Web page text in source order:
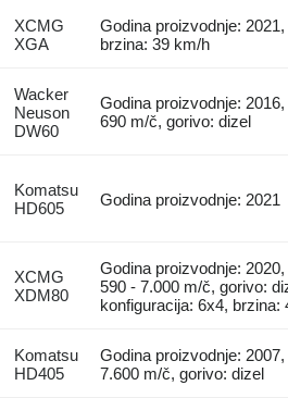
XCMG
XGA
Godina proizvodnje:
brzina: 39 km/h
Wacker
Neuson
DW60
Godina proizvodnje:
690 m/č, gorivo: dizel
Komatsu
HD605
Godina proizvodnje: 2021
XCMG
XDM80
Godina proizvodnje:
590 - 7.000 m/č, gorivo:
konfiguracija: 6x4, brzina:
Komatsu
HD405
Godina proizvodnje:
7.600 m/č, gorivo: dizel